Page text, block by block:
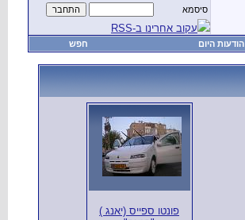
סיסמא
עקוב אחרינו ב-RSS
הודעות היום חפש
פונטו ספייס (יאנג )